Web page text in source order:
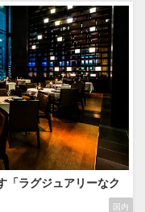
国内
「ラグジュアリーなク